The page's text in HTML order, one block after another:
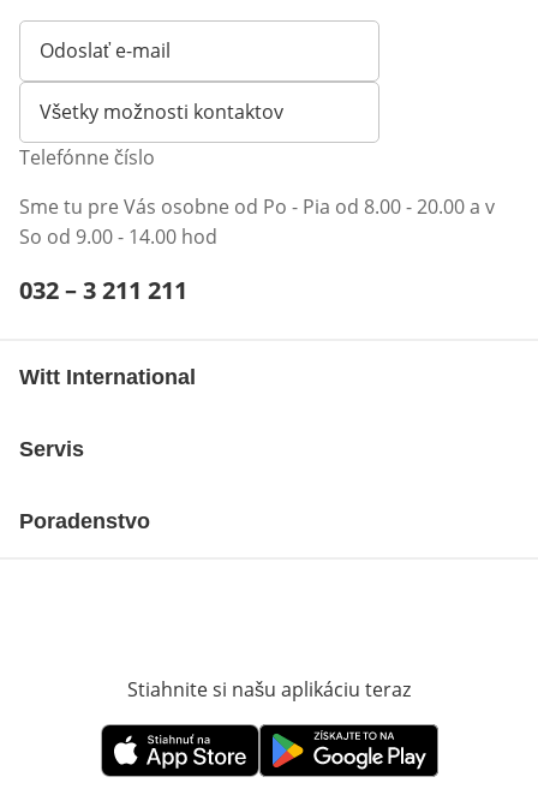
Odoslať e-mail
Otvorí e-mailového klienta
Všetky možnosti kontaktov
Telefónne číslo
Sme tu pre Vás osobne od Po - Pia od 8.00 - 20.00 a v
So od 9.00 - 14.00 hod
Telefónne číslo:
032 – 3 211 211
Witt International
Servis
Poradenstvo
Stiahnite si našu aplikáciu teraz
Otvorí sa vnovom okneOtvorí sa vnovom okne